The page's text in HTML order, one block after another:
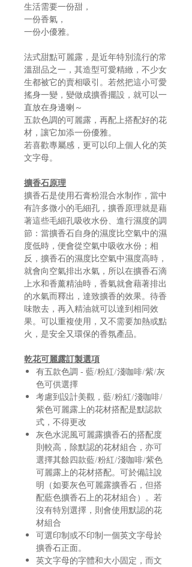
生活需要一份甜，
一份香氣，
一份小優雅。
法式甜點可麗露，是近年特別流行的常
溫甜品之一，其造型可愛精緻，不少女
生都被它的賣相吸引。若然把這小可愛
搖身一變，變做成擴香擺設，就可以一
直放在身邊喇～
五款色調的可麗露，再配上搭配好的花
材，讓它加添一份優雅。
若喜歡專屬感，更可以印上個人化的英
文字母。
擴香石原理
擴香石是使用石膏粉混合水制作，當中
有許多微小的毛細孔，擴香原理就是藉
著這些毛細孔吸收水份、進行濕度的調
節：當擴香石自身的濕度比空氣中的濕
度低時，便會從空氣中吸收水份；相
反，擴香石的濕度比空氣中濕度高時，
就會向空氣排出水氣，所以在擴香石滴
上水和香薰精油時，香氣就會藉著排出
的水氣而釋出，達致擴香的效果。待香
味散去，再入精油就可以達到相同效
果。可以重複使用，又不需要加熱或點
火，是安全又環保的香氛產品。
乾花可麗露訂製選項
有五款色調 - 藍/粉紅/淺咖啡/紫/灰
色可供選擇
考慮到設計美觀，藍/粉紅/淺咖啡/
紫色可麗露上的花材搭配是默認款
式，不得更改
灰色水泥風可麗露擴香石的搭配度
則較高，除默認的花材組合，亦可
選擇其餘四款藍/粉紅/淺咖啡/紫色
可麗露上的花材搭配。可於備註說
明（如要灰色可麗露擴香石，但搭
配藍色擴香石上的花材組合）。若
沒有特別選擇，則會使用默認的花
材組合
可選印制或不印制一個英文字母於
擴香石正面。
英文字母的字體和大小固定，而文